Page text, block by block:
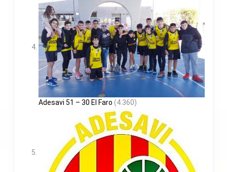
Adesavi 51 – 30 El Faro (4.360)